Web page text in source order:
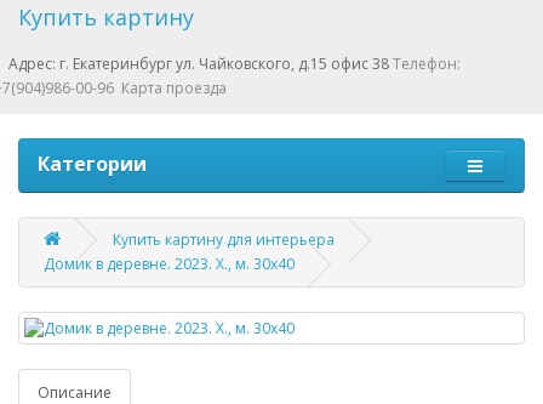
Купить картину
Адрес: г. Екатеринбург ул. Чайковского, д.15 офис 38Телефон:
00-96 Карта проезда
Категории
Купить картину для интерьера
Домик в деревне. 2023. Х., м. 30х40
Описание